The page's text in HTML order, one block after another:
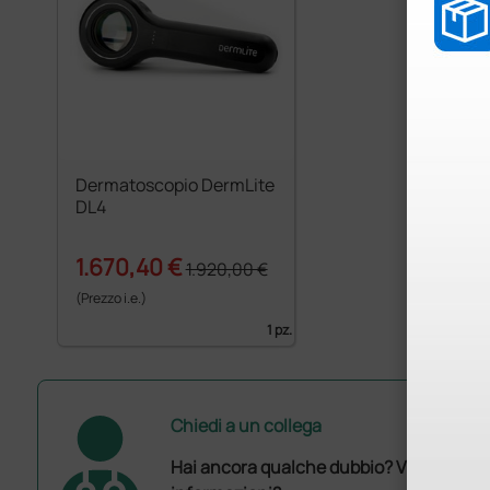
Dermatoscopio DermLite
DL4
1.670,40 €1.920,00 €
(Prezzo i.e.)
1 pz.
Chiedi a un collega
Hai ancora qualche dubbio? Vuoi